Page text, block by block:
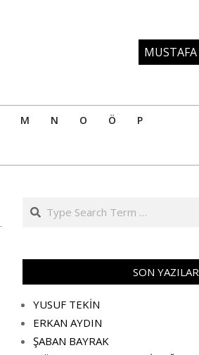
M N O Ö P
Search
SON YAZILAR
YUSUF TEKİN
ERKAN AYDIN
ŞABAN BAYRAK